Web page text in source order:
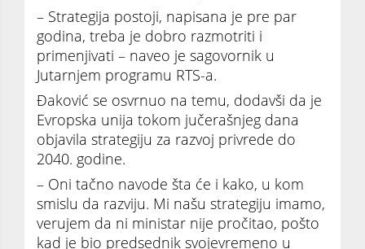
– Strategija postoji, napisana je pre par
godina, treba je dobro razmotriti i
primenjivati – naveo je sagovornik u
Jutarnjem programu RTS-a.
Đaković se osvrnuo na temu, dodavši da je
Evropska unija tokom jučerašnjeg dana
objavila strategiju za razvoj privrede do
2040. godine.
– Oni tačno navode šta će i kako, u kom
smislu da razviju. Mi našu strategiju imamo,
verujem da ni ministar nije pročitao, pošto
kad je bio predsednik svojevremeno u